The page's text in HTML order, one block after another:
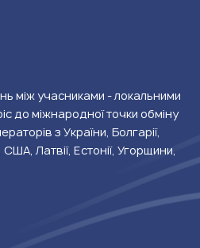
між учасниками - локальними
до міжнародної точки обміну
з України, Болгарії,
Латвії, Естонії, Угорщини,